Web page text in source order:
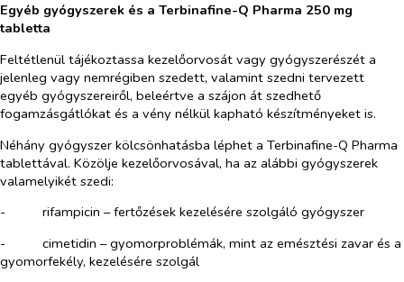
Egyéb gyógyszerek és a Terbinafine-Q Pharma 250 mg
tabletta
Feltétlenül tájékoztassa kezelőorvosát vagy gyógyszerészét a
jelenleg vagy nemrégiben szedett, valamint szedni tervezett
egyéb gyógyszereiről, beleértve a szájon át szedhető
fogamzásgátlókat és a vény nélkül kapható készítményeket is.
Néhány gyógyszer kölcsönhatásba léphet a Terbinafine-Q Pharma
tablettával. Közölje kezelőorvosával, ha az alábbi gyógyszerek
valamelyikét szedi:
-​
rifampicin – fertőzések kezelésére szolgáló gyógyszer
-​
cimetidin – gyomorproblémák, mint az emésztési zavar és a
gyomorfekély, kezelésére szolgál